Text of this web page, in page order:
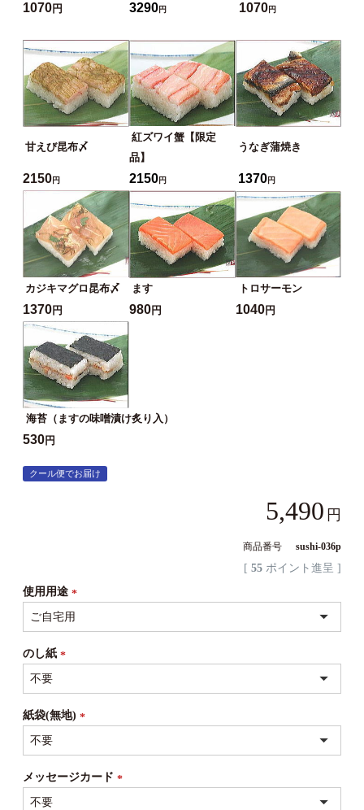
1070円 3290円 1070円
甘えび昆布〆
紅ズワイ蟹【限定
品】
うなぎ蒲焼き
2150円 2150円 1370円
カジキマグロ昆布〆 ます トロサーモン
1370円 980円 1040円
海苔（ますの味噌漬け炙り入）
530円
クール便でお届け
5,490
商品番号 sushi-036p
[ 55 ポイント進呈 ]
使用用途
(必
須)
のし紙
須)
紙袋(無地)
須)
メッセージカード